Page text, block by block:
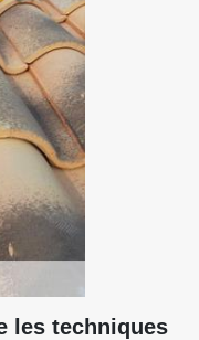
les techniques